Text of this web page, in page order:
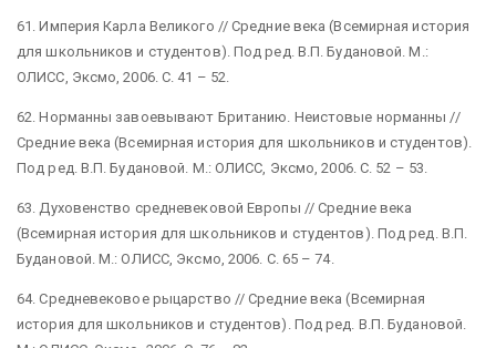
61. Империя Карла Великого // Средние века (Всемирная история
для школьников и студентов). Под ред. В.П. Будановой. М.:
ОЛИСС, Эксмо, 2006. С. 41 – 52.
62. Норманны завоевывают Британию. Неистовые норманны //
Средние века (Всемирная история для школьников и студентов).
Под ред. В.П. Будановой. М.: ОЛИСС, Эксмо, 2006. С. 52 – 53.
63. Духовенство средневековой Европы // Средние века
(Всемирная история для школьников и студентов). Под ред. В.П.
Будановой. М.: ОЛИСС, Эксмо, 2006. С. 65 – 74.
64. Средневековое рыцарство // Средние века (Всемирная
история для школьников и студентов). Под ред. В.П. Будановой.